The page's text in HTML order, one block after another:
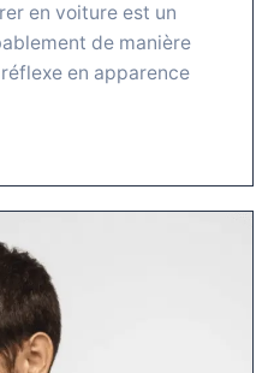
en voiture est un
de manière
en apparence